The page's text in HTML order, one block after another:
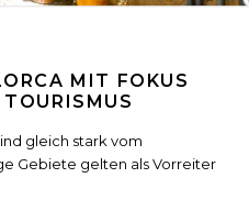
MIT FOKUS
gleich stark vom
Gebiete gelten als Vorreiter